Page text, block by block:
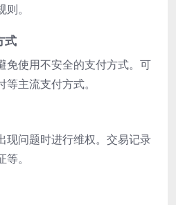
。
式
免使用不安全的支付方式。可
主流支付方式。
现问题时进行维权。交易记录
。